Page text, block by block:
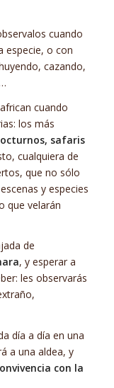
cuando
especie, o con
cazando,
cuando
los más
safaris
cualquiera de
que no sólo
y especies
que velarán
de
, y esperar a
les observarás
día a día en una
a una aldea, y
con la